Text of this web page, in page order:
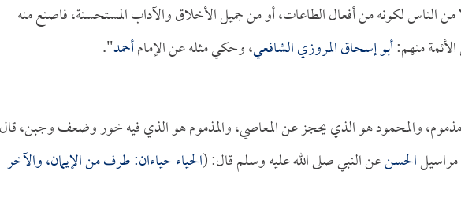
من الناس لكونه من أفعال الطاعات، أو من جميل الأخلاق والآداب المستحسنة، فاصنع منه
منهم:أبو إسحاق المروزي الشافعي، وحكي مثله عن الإمامأحمد".
مذموم، والمحمود هو الذي يحجز عن المعاصي، والمذموم هو الذي فيه خور وضعف وجبن،
الحسنعن النبي صلى الله عليه وسلم قال: (الحياء حياءان: طرف من الإيمان، والآخر